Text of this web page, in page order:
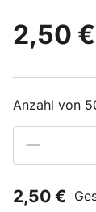
2,50 €
Anzahl von
2,50 €